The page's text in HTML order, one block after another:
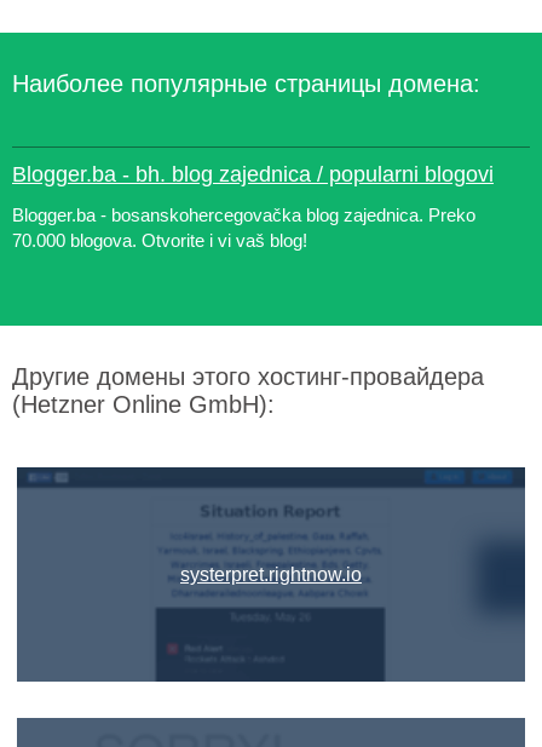
Наиболее популярные страницы домена:
Blogger.ba - bh. blog zajednica / popularni blogovi
Blogger.ba - bosanskohercegovačka blog zajednica. Preko
70.000 blogova. Otvorite i vi vaš blog!
Другие домены этого хостинг-провайдера
(Hetzner Online GmbH):
systerpret.rightnow.io